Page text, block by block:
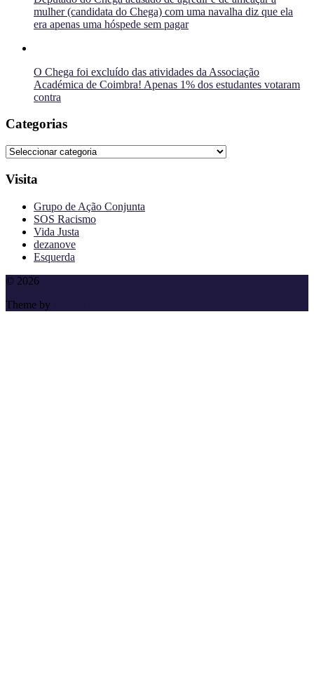
mulher (candidata do Chega) com uma navalha diz que ela
era apenas uma hóspede sem pagar
O Chega foi excluído das atividades da Associação
Académica de Coimbra! Apenas 1% dos estudantes votaram
contra
Categorias
Categorias
Visita
Grupo de Ação Conjunta
SOS Racismo
Vida Justa
dezanove
Esquerda
To
top
© 2026
Theme by